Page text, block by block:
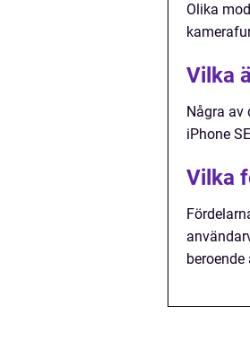
Olika
Vilka
Några av
iPhone
Vilka